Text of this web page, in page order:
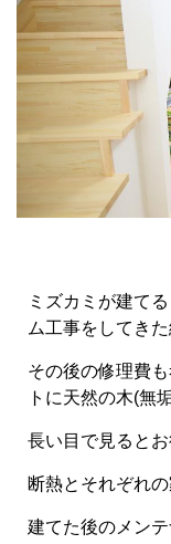
ミズカミが建て
ム工事をしてき
その後の修理費
トに天然の木(無
長い目で見るとお
断熱とそれぞれ
建てた後のメン